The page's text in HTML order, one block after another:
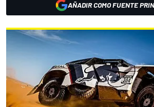
AÑADIR COMO FUENTE